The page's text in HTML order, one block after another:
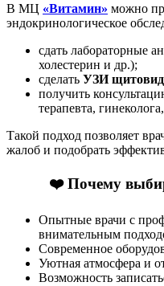
В МЦ «Витамин» можно
эндокринологическое
сдать лабораторные
холестерин и др.);
сделать УЗИ
получить
терапевта,
Такой подход позволяет
жалоб и подобрать
❤️ Почему
Опытные врачи с
внимательным
Современное
Уютная атмосфера и
Возможность